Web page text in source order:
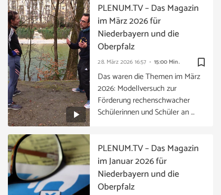
bookmark_border
28. März 2026 16:57 15:00 Min.
PLENUM.TV – Das Magazin
im März 2026 für
Niederbayern und die
Oberpfalz
Das waren die Themen im März
2026: Modellversuch zur
Förderung rechenschwacher
Schülerinnen und Schüler an …
PLENUM.TV – Das Magazin
im Januar 2026 für
Niederbayern und die
Oberpfalz